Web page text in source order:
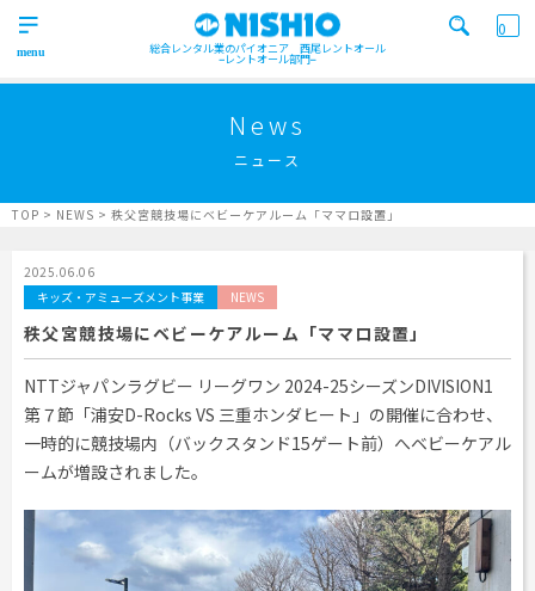
総合レンタル業のパイオニア 西尾レントオール
レントオール部門
Product
Works
Business
屋外イベント事業
Outdoor event business
屋内イベント事業
Trailer house business
工事用テント・テント倉庫事業
Construction tent / tent warehouse business
営業所一覧
Office
ニュース
News
ブログ
Guidance
レンタルシステムのご案内
Guidance
会社案内
0
実績
商品 ニュース/ブログ
キーワード検索
検索する
News
ニュース
TOP > NEWS > 秩父宮競技場にベビーケアルーム「ママロ設置」
2025.06.06
キッズ・アミューズメント事業
NEWS
秩父宮競技場にベビーケアルーム「ママロ設置」
NTTジャパンラグビー リーグワン 2024-25シーズンDIVISION1
第７節「浦安D-Rocks VS 三重ホンダヒート」の開催に合わせ、
一時的に競技場内（バックスタンド15ゲート前）へベビーケアル
ームが増設されました。